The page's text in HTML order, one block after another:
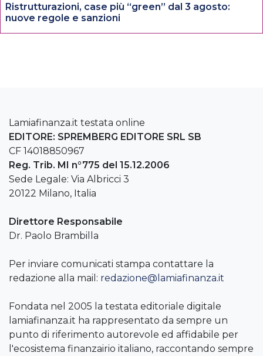
Ristrutturazioni, case più “green” dal 3 agosto:
nuove regole e sanzioni
Lamiafinanza.it testata online
EDITORE: SPREMBERG EDITORE SRL SB
CF 14018850967
Reg. Trib. MI n°775 del 15.12.2006
Sede Legale: Via Albricci 3
20122 Milano, Italia
Direttore Responsabile
Dr. Paolo Brambilla
Per inviare comunicati stampa contattare la
redazione alla mail: redazione@lamiafinanza.it
Fondata nel 2005 la testata editoriale digitale
lamiafinanza.it ha rappresentato da sempre un
punto di riferimento autorevole ed affidabile per
l'ecosistema finanzairio italiano, raccontando sempre